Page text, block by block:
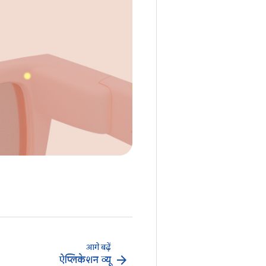
आगे बढ़ें
ऐप्लिकेशन व्यू arrow_forward